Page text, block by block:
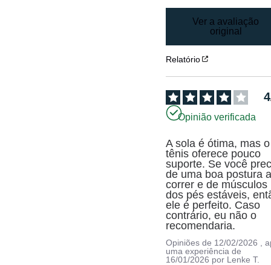
Ver a avaliação
original
Relatório
4
Opinião verificada
A sola é ótima, mas o
tênis oferece pouco
suporte. Se você
de uma boa postura
correr e de músculos
dos pés estáveis,
ele é perfeito. Caso
contrário, eu não o
recomendaria.
Opiniões de 12/02/2026
,
uma experiência de
16/01/2026 por Lenke T.